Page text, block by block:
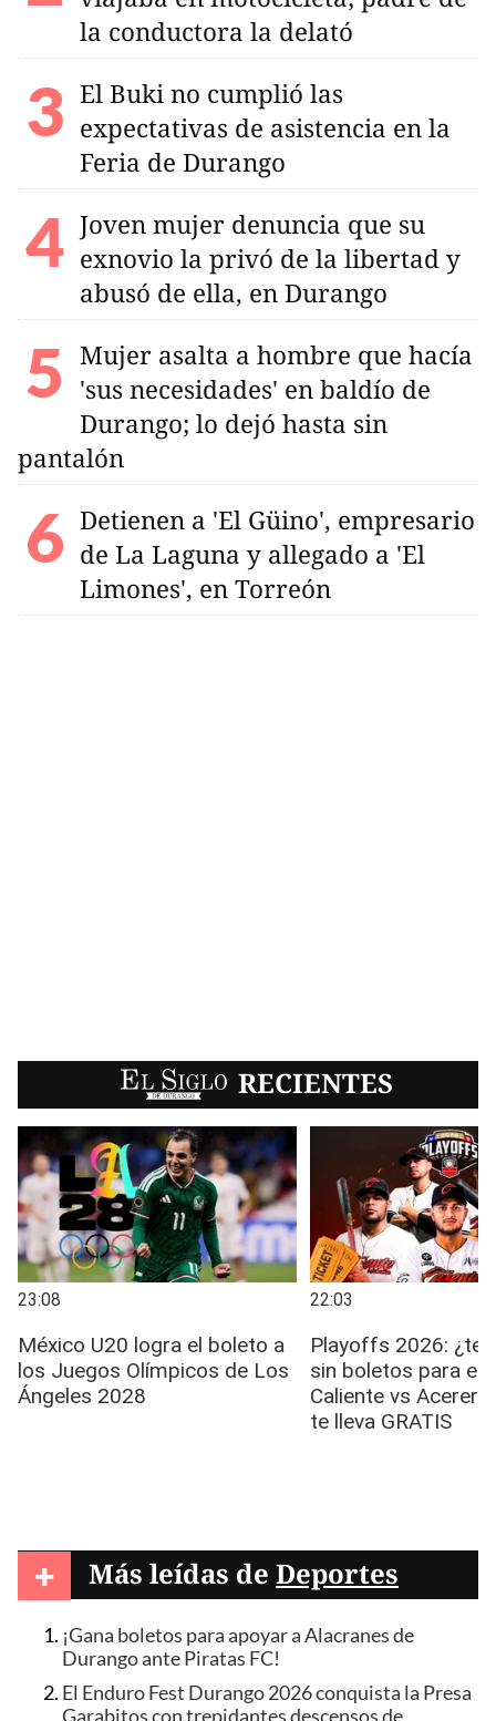
la conductora la delató
El Buki no cumplió las
expectativas de asistencia en la
Feria de Durango
Joven mujer denuncia que su
exnovio la privó de la libertad y
abusó de ella, en Durango
Mujer asalta a hombre que hacía
'sus necesidades' en baldío de
Durango; lo dejó hasta sin
pantalón
Detienen a 'El Güino', empresario
de La Laguna y allegado a 'El
Limones', en Torreón
EL SIGLO RECIENTES
+ Más leídas de Deportes
¡Gana boletos para apoyar a Alacranes de
Durango ante Piratas FC!
El Enduro Fest Durango 2026 conquista la Presa
Garabitos con trepidantes descensos de